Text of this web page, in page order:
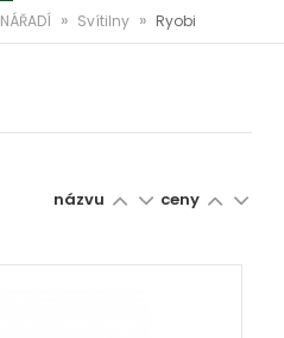
NÁŘADÍ » Svítilny » Ryobi
názvu ceny